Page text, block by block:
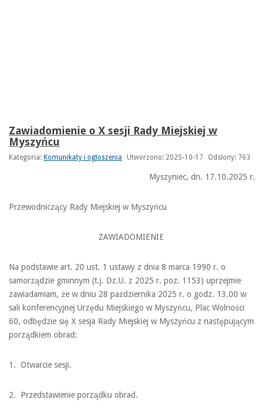
Zawiadomienie o X sesji Rady Miejskiej w
Myszyńcu
Kategoria: Komunikaty i ogłoszenia Utworzono: 2025-10-17 Odsłony: 763
Myszyniec, dn. 17.10.2025 r.
Przewodniczący Rady Miejskiej w Myszyńcu
ZAWIADOMIENIE
Na podstawie art. 20 ust. 1 ustawy z dnia 8 marca 1990 r. o
samorządzie gminnym (t.j. Dz.U. z 2025 r. poz. 1153) uprzejmie
zawiadamiam, że w dniu 28 października 2025 r. o godz. 13.00 w
sali konferencyjnej Urzędu Miejskiego w Myszyńcu, Plac Wolności
60, odbędzie się X sesja Rady Miejskiej w Myszyńcu z następującym
porządkiem obrad:
1. Otwarcie sesji.
2. Przedstawienie porządku obrad.